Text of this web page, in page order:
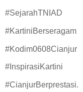
#SejarahTNIAD
#KartiniBerseragam
#Kodim0608Cianjur
#InspirasiKartini
#CianjurBerprestasi.